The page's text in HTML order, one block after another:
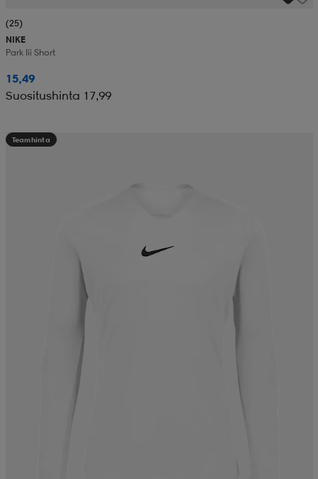
(25)
NIKE
Park Iii Short
15,49
Suositushinta 17,99
Teamhinta